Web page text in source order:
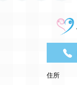
住所